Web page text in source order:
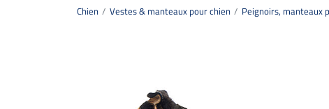
Chien Vestes & manteaux pour chien Peignoirs, manteaux